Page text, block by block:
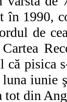
în 1990,
de
că pisica
iunie
tot din